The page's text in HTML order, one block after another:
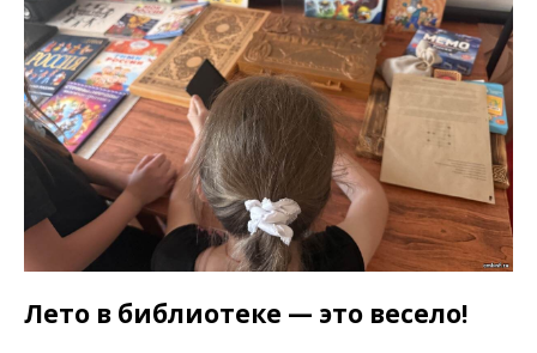
Лето в библиотеке — это весело!